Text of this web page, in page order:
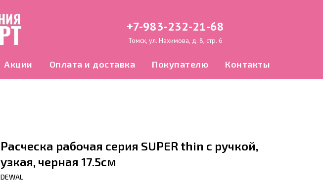
+7-983-232-21-68
Томск, ул. Нахимова, д. 8, стр. 6
Акции Оплата и доставка Покупателю Контакты
Расческа рабочая серия SUPER thin с ручкой,
узкая, черная 17.5см
DEWAL